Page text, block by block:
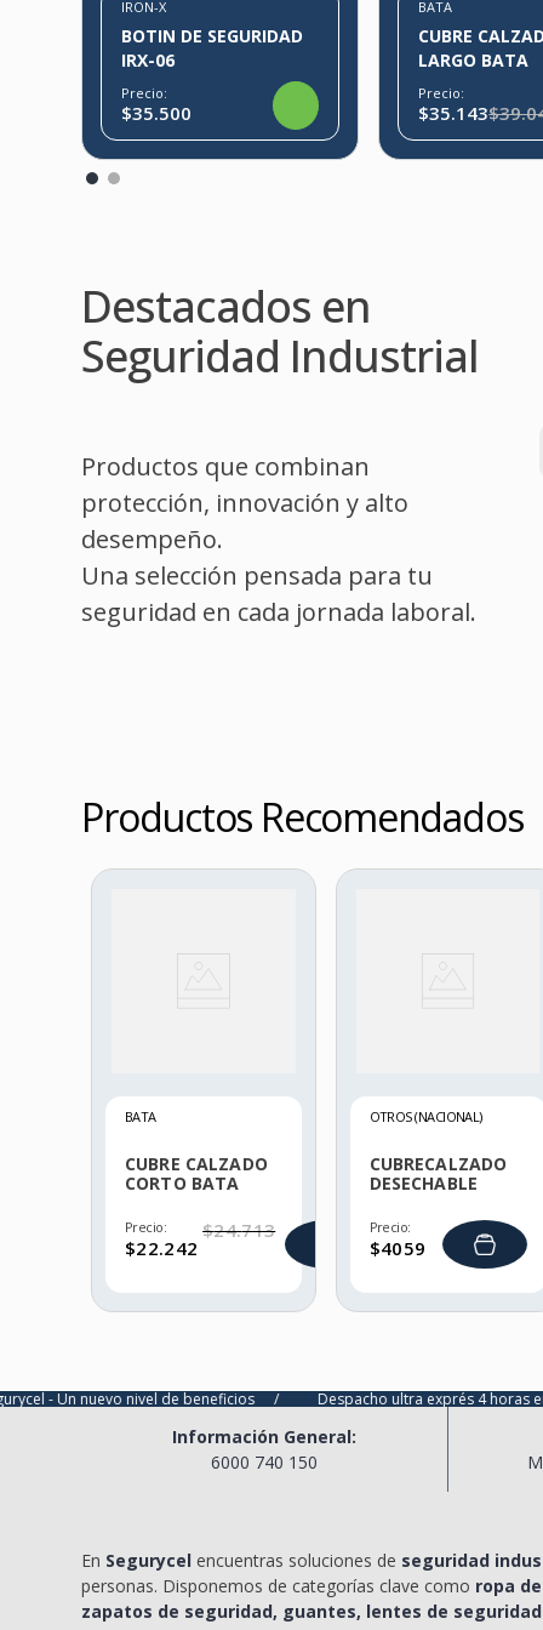
IRON-X
BOTIN DE SEGURIDAD
IRX-06
Precio:
$35.500
BATA
CUBRE
LARGO BATA
Precio:
$35.143
Destacados en
Seguridad Industrial
Productos que combinan
protección, innovación y alto
desempeño.
Una selección pensada para tu
seguridad en cada jornada laboral.
Productos Recomendados
BATA
CUBRE CALZADO
CORTO BATA
Precio:
$22.242
$24.713
OTROS (NACIONAL)
CUBRECALZADO
DESECHABLE
Precio:
$4059
nivel de beneficios / Despacho ultra exprés 4 horas en Santiago,
Información General:
6000 740 150
En Segurycel encuentras soluciones de seguridad
personas. Disponemos de categorías clave como ropa
zapatos de seguridad, guantes, lentes de seguridad